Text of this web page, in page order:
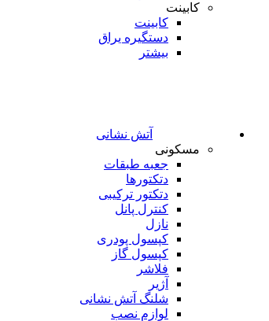
کابینت
کابینت
دستگیره یراق
بیشتر
آتش نشانی
مسکونی
جعبه طبقات
دتکتورها
دتکتور ترکیبی
کنترل پانل
نازل
کپسول پودری
کپسول گاز
فلاشر
آژیر
شلنگ آتش نشانی
لوازم نصب